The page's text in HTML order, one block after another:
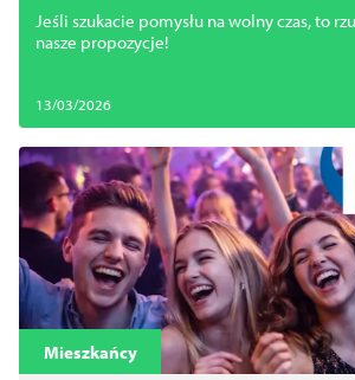
Jeśli szukacie pomysłu na wolny czas, to
nasze propozycje!
13/03/2026
Mieszkańcy